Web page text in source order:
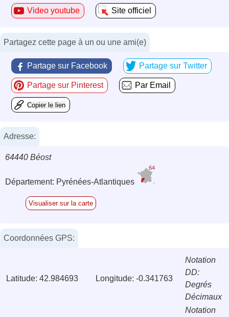
Video youtube Site officiel
Partagez cette page à un ou une ami(e)
Partage sur Facebook Partage sur Twitter
Partage sur Pinterest Par Email
Copier le lien
Adresse:
64440 Béost
Département: Pyrénées-Atlantiques
64
Visualiser sur la carte
Coordonnées GPS:
Latitude: 42.984693 Longitude: -0.341763
Notation
DD:
Degrés
Décimaux
Notation